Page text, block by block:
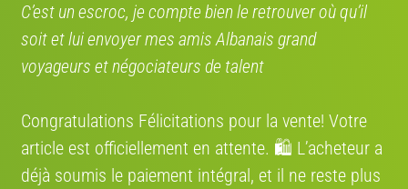
ORGANISEZ VOTRE LIVRAISON EN QUELQUES
CLICS
AVEC NOS PARTENAIRES TRANSPORTEURS
L'EUROPE
Bénéficiez de 12 % avec le code
promo " VENDRE12 "
Confiez le transport de votre vélo à des spécialistes,
C’est un escroc, je compte bien le retrouver où qu’il
soit et lui envoyer mes amis Albanais grand
voyageurs et négociateurs de talent
Congratulations Félicitations pour la vente! Votre
article est officiellement en attente. 🛍️ L’acheteur a
déjà soumis le paiement intégral, et il ne reste plus